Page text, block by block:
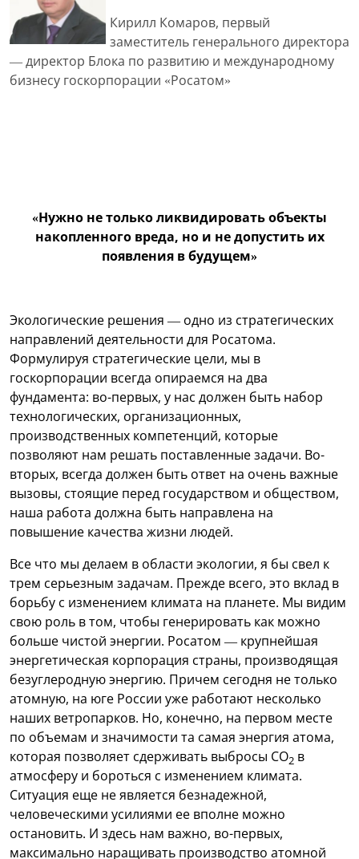
Кирилл Комаров, первый
заместитель генерального директора
— директор Блока по развитию и международному
бизнесу госкорпорации «Росатом»
«Нужно не только ликвидировать объекты
накопленного вреда, но и не допустить их
появления в будущем»
Экологические решения — одно из стратегических
направлений деятельности для Росатома.
Формулируя стратегические цели, мы в
госкорпорации всегда опираемся на два
фундамента: во-первых, у нас должен быть набор
технологических, организационных,
производственных компетенций, которые
позволяют нам решать поставленные задачи. Во-
вторых, всегда должен быть ответ на очень важные
вызовы, стоящие перед государством и обществом,
наша работа должна быть направлена на
повышение качества жизни людей.
Все что мы делаем в области экологии, я бы свел к
трем серьезным задачам. Прежде всего, это вклад в
борьбу с изменением климата на планете. Мы видим
свою роль в том, чтобы генерировать как можно
больше чистой энергии. Росатом — крупнейшая
энергетическая корпорация страны, производящая
безуглеродную энергию. Причем сегодня не только
атомную, на юге России уже работают несколько
наших ветропарков. Но, конечно, на первом месте
по объемам и значимости та самая энергия атома,
которая позволяет сдерживать выбросы СО2 в
атмосферу и бороться с изменением климата.
Ситуация еще не является безнадежной,
человеческими усилиями ее вполне можно
остановить. И здесь нам важно, во-первых,
максимально наращивать производство атомной